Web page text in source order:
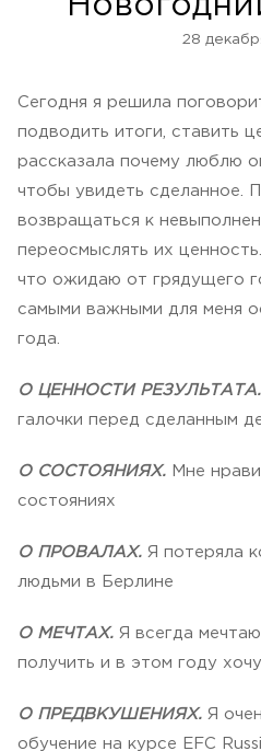
28
Сегодня я решила
подводить итоги, ставить
рассказала почему люблю
чтобы увидеть сделанное.
возвращаться к
переосмыслять их
что ожидаю от грядущего
самыми важными для меня
года.
О ЦЕННОСТИ РЕЗУЛЬТАТА.
галочки перед сделанным
О СОСТОЯНИЯХ. Мне
состояниях
О ПРОВАЛАХ. Я потеряла
людьми в Берлине
О МЕЧТАХ. Я всегда
получить и в этом году
О ПРЕДВКУШЕНИЯХ. Я
обучение на курсе EFC